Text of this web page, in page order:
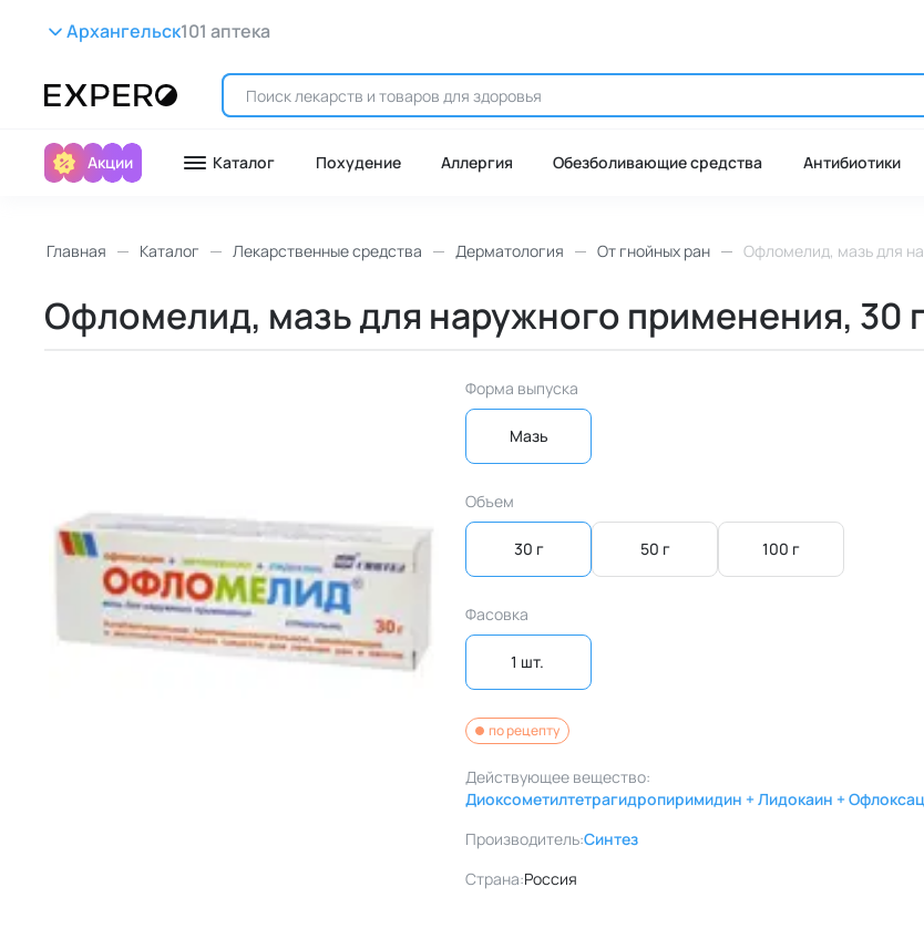
Архангельск101 аптека
Акции Каталог Похудение Аллергия Обезболивающие средства Антибиотики
Главная Каталог Лекарственные средства Дерматология От гнойных ран Офломелид, мазь для
Офломелид, мазь для наружного применения, 30
Форма выпуска
Мазь
Объем
30 г 50 г 100 г
Фасовка
1 шт.
по рецепту
Действующее вещество:
Диоксометилтетрагидропиримидин + Лидокаин +
Производитель:Синтез
Страна:Россия